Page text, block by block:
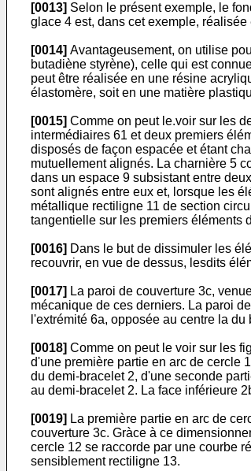
[0013] Selon le présent exemple, le
glace 4 est, dans cet exemple,
[0014] Avantageusement, on utilise
butadiène styrène), celle qui est
peut être réalisée en une résine
élastomère, soit en une matière
[0015] Comme on peut le.voir sur les
intermédiaires 61 et deux premiers
disposés de façon espacée et étant
mutuellement alignés. La charnière 5
dans un espace 9 subsistant entre
sont alignés entre eux et, lorsque les
métallique rectiligne 11 de section
tangentielle sur les premiers éléments
[0016] Dans le but de dissimuler les
recouvrir, en vue de dessus, lesdits
[0017] La paroi de couverture 3c,
mécanique de ces derniers. La paroi
l'extrémité 6a, opposée au centre la
[0018] Comme on peut le voir sur les
d'une première partie en arc de cercle
du demi-bracelet 2, d'une seconde
au demi-bracelet 2. La face inférieure
[0019] La première partie en arc de
couverture 3c. Gràce à ce
cercle 12 se raccorde par une courbe
sensiblement rectiligne 13.